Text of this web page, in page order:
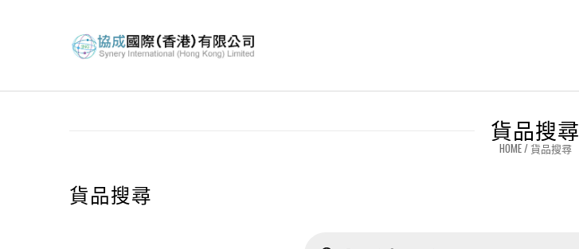
貨品搜尋
HOME/ 貨品搜尋
貨品搜尋